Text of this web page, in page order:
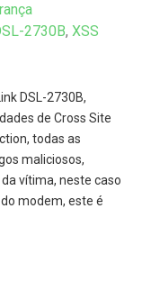
2730B, XSS
DSL-2730B,
de Cross Site
todas as
maliciosos,
vítima, neste caso
modem, este é